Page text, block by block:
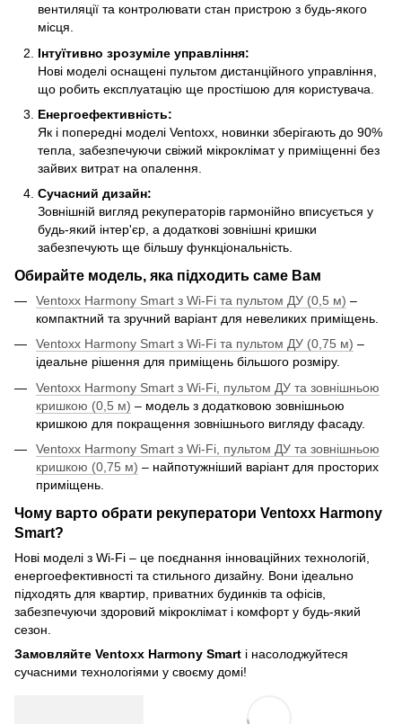
вентиляції та контролювати стан пристрою з будь-якого
місця.
Інтуїтивно зрозуміле управління:
Нові моделі оснащені пультом дистанційного управління,
що робить експлуатацію ще простішою для користувача.
Енергоефективність:
Як і попередні моделі Ventoxx, новинки зберігають до 90%
тепла, забезпечуючи свіжий мікроклімат у приміщенні без
зайвих витрат на опалення.
Сучасний дизайн:
Зовнішній вигляд рекуператорів гармонійно вписується у
будь-який інтер'єр, а додаткові зовнішні кришки
забезпечують ще більшу функціональність.
Обирайте модель, яка підходить саме Вам
Ventoxx Harmony Smart з Wi-Fi та пультом ДУ (0,5 м) –
компактний та зручний варіант для невеликих приміщень.
Ventoxx Harmony Smart з Wi-Fi та пультом ДУ (0,75 м) –
ідеальне рішення для приміщень більшого розміру.
Ventoxx Harmony Smart з Wi-Fi, пультом ДУ та зовнішньою
кришкою (0,5 м) – модель з додатковою зовнішньою
кришкою для покращення зовнішнього вигляду фасаду.
Ventoxx Harmony Smart з Wi-Fi, пультом ДУ та зовнішньою
кришкою (0,75 м) – найпотужніший варіант для просторих
приміщень.
Чому варто обрати рекуператори Ventoxx Harmony
Smart?
Нові моделі з Wi-Fi – це поєднання інноваційних технологій,
енергоефективності та стильного дизайну. Вони ідеально
підходять для квартир, приватних будинків та офісів,
забезпечуючи здоровий мікроклімат і комфорт у будь-який
сезон.
Замовляйте Ventoxx Harmony Smart і насолоджуйтеся
сучасними технологіями у своєму домі!